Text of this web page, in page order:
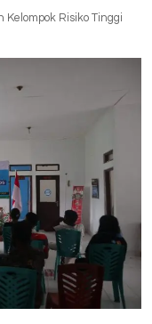
Kelompok Risiko Tinggi